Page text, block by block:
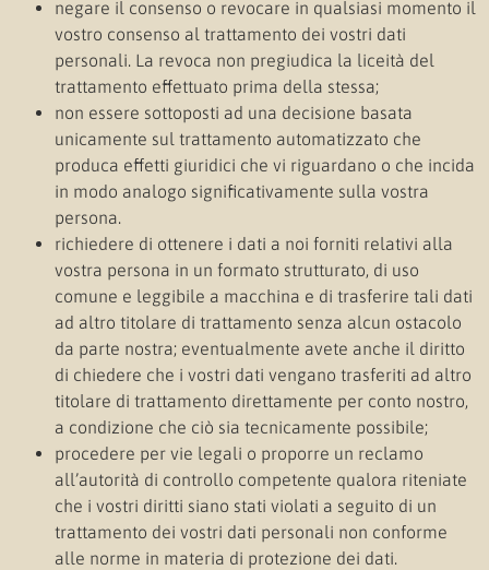
negare il consenso o revocare in qualsiasi momento il
vostro consenso al trattamento dei vostri dati
personali. La revoca non pregiudica la liceità del
trattamento effettuato prima della stessa;
non essere sottoposti ad una decisione basata
unicamente sul trattamento automatizzato che
produca effetti giuridici che vi riguardano o che incida
in modo analogo significativamente sulla vostra
persona.
richiedere di ottenere i dati a noi forniti relativi alla
vostra persona in un formato strutturato, di uso
comune e leggibile a macchina e di trasferire tali dati
ad altro titolare di trattamento senza alcun ostacolo
da parte nostra; eventualmente avete anche il diritto
di chiedere che i vostri dati vengano trasferiti ad altro
titolare di trattamento direttamente per conto nostro,
a condizione che ciò sia tecnicamente possibile;
procedere per vie legali o proporre un reclamo
all’autorità di controllo competente qualora riteniate
che i vostri diritti siano stati violati a seguito di un
trattamento dei vostri dati personali non conforme
alle norme in materia di protezione dei dati.